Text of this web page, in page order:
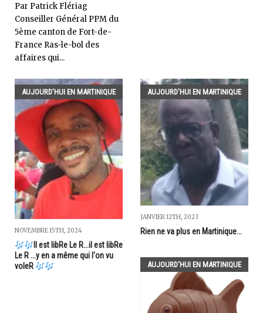
Par Patrick Flériag
Conseiller Général PPM du
5ème canton de Fort-de-
France Ras-le-bol des
affaires qui...
AUJOURD'HUI EN MARTINIQUE
NOVEMBRE 15TH, 2024
Il est libRe Le R...il est libRe
Le R ...y en a même qui l'on vu
voleR
AUJOURD'HUI EN MARTINIQUE
JANVIER 12TH, 2023
Rien ne va plus en Martinique...
AUJOURD'HUI EN MARTINIQUE